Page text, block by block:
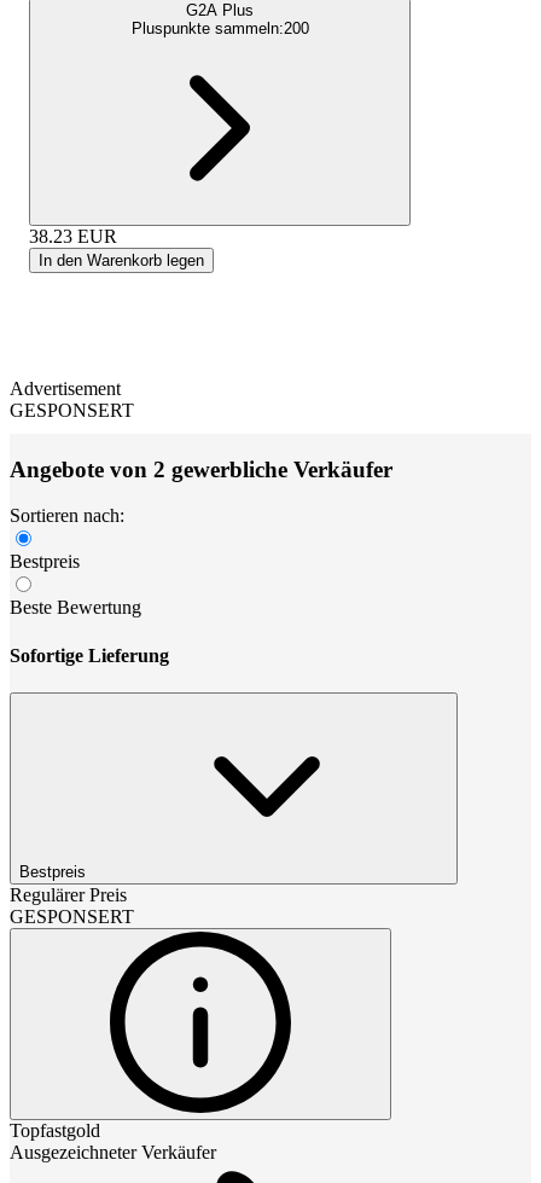
G2A Plus
Pluspunkte sammeln:200
38.23 EUR
In den Warenkorb legen
Advertisement
GESPONSERT
Angebote von 2 gewerbliche Verkäufer
Sortieren nach:
Bestpreis
Beste Bewertung
Sofortige Lieferung
Bestpreis
Regulärer Preis
GESPONSERT
Topfastgold
Ausgezeichneter Verkäufer